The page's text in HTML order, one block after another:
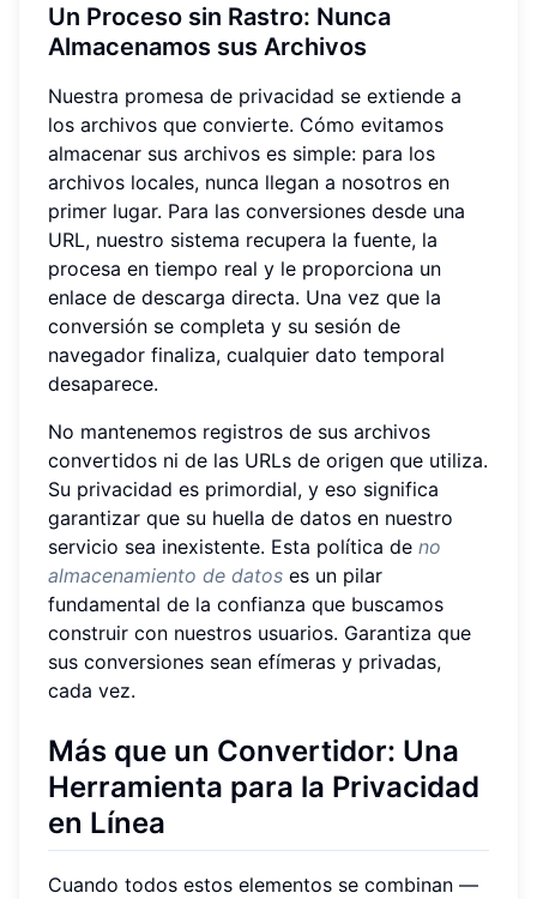
Un Proceso sin Rastro: Nunca
Almacenamos sus Archivos
Nuestra promesa de privacidad se extiende a
los archivos que convierte. Cómo evitamos
almacenar sus archivos es simple: para los
archivos locales, nunca llegan a nosotros en
primer lugar. Para las conversiones desde una
URL, nuestro sistema recupera la fuente, la
procesa en tiempo real y le proporciona un
enlace de descarga directa. Una vez que la
conversión se completa y su sesión de
navegador finaliza, cualquier dato temporal
desaparece.
No mantenemos registros de sus archivos
convertidos ni de las URLs de origen que utiliza.
Su privacidad es primordial, y eso significa
garantizar que su huella de datos en nuestro
servicio sea inexistente. Esta política de no
almacenamiento de datos es un pilar
fundamental de la confianza que buscamos
construir con nuestros usuarios. Garantiza que
sus conversiones sean efímeras y privadas,
cada vez.
Más que un Convertidor: Una
Herramienta para la Privacidad
en Línea
Cuando todos estos elementos se combinan —